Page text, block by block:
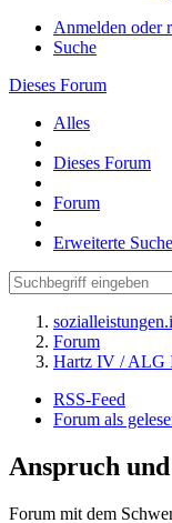
Anmelden oder
Suche
Dieses Forum
Alles
Dieses Forum
Forum
Erweiterte Suche
Forum
Hartz IV / ALG
RSS-Feed
Forum als
Anspruch
Forum mit dem